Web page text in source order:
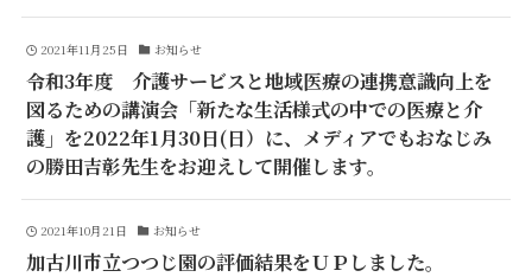
2021年11月25日 お知らせ
令和3年度 介護サービスと地域医療の連携意識向上を
図るための講演会「新たな生活様式の中での医療と介
護」を2022年1月30日(日）に、メディアでもおなじみ
の勝田吉彰先生をお迎えして開催します。
2021年10月21日 お知らせ
加古川市立つつじ園の評価結果をＵＰしました。